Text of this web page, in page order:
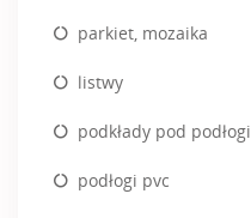
parkiet, mozaika
listwy
podkłady pod podłogi
podłogi pvc